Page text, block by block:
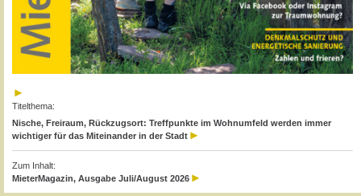
Titelthema:
Nische, Freiraum, Rückzugsort: Treffpunkte im Wohnumfeld werden immer
wichtiger für das Miteinander in der Stadt
Zum Inhalt:
MieterMagazin, Ausgabe Juli/August 2026